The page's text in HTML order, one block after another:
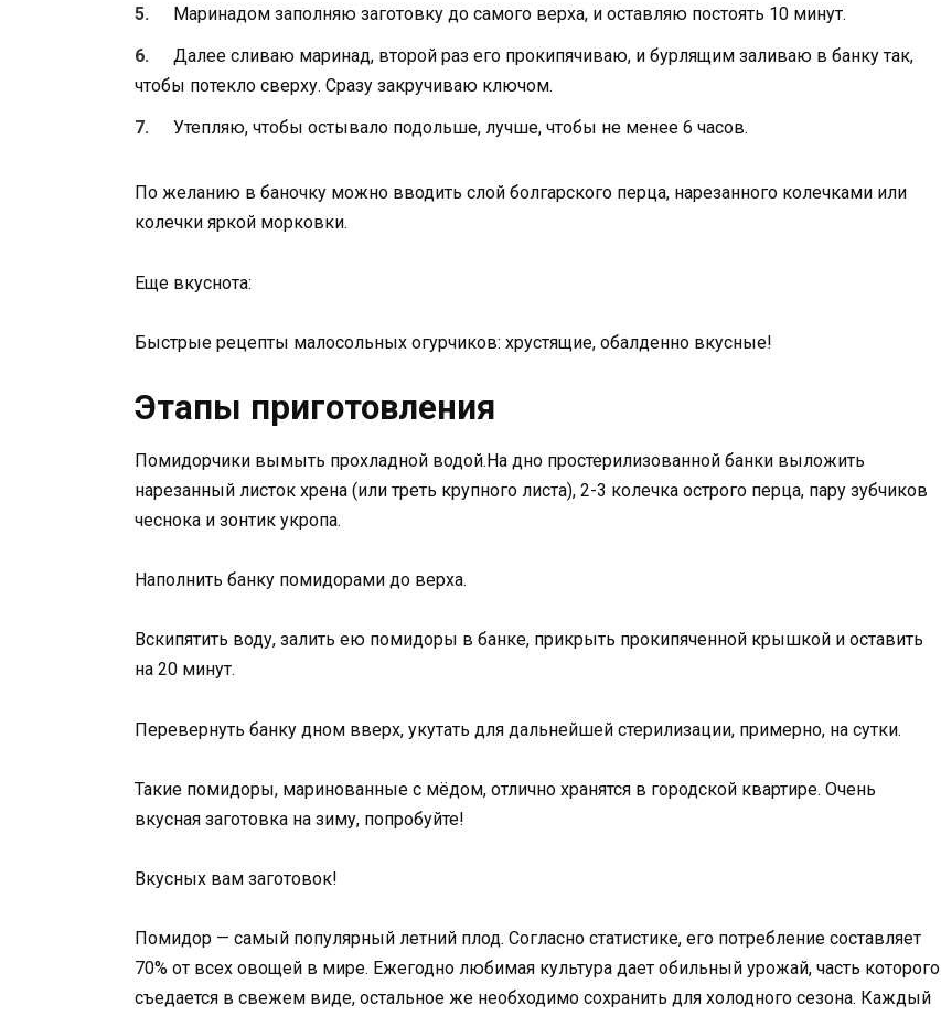
Маринадом заполняю заготовку до самого верха, и оставляю постоять 10 минут.
Далее сливаю маринад, второй раз его прокипячиваю, и бурлящим заливаю в банку так,
чтобы потекло сверху. Сразу закручиваю ключом.
Утепляю, чтобы остывало подольше, лучше, чтобы не менее 6 часов.
По желанию в баночку можно вводить слой болгарского перца, нарезанного колечками или
колечки яркой морковки.
Еще вкуснота:
Быстрые рецепты малосольных огурчиков: хрустящие, обалденно вкусные!
Этапы приготовления
Помидорчики вымыть прохладной водой.На дно простерилизованной банки выложить
нарезанный листок хрена (или треть крупного листа), 2-3 колечка острого перца, пару зубчиков
чеснока и зонтик укропа.
Наполнить банку помидорами до верха.
Вскипятить воду, залить ею помидоры в банке, прикрыть прокипяченной крышкой и оставить
на 20 минут.
Перевернуть банку дном вверх, укутать для дальнейшей стерилизации, примерно, на сутки.
Такие помидоры, маринованные с мёдом, отлично хранятся в городской квартире. Очень
вкусная заготовка на зиму, попробуйте!
Вкусных вам заготовок!
Помидор — самый популярный летний плод. Согласно статистике, его потребление составляет
70% от всех овощей в мире. Ежегодно любимая культура дает обильный урожай, часть которого
съедается в свежем виде, остальное же необходимо сохранить для холодного сезона. Каждый